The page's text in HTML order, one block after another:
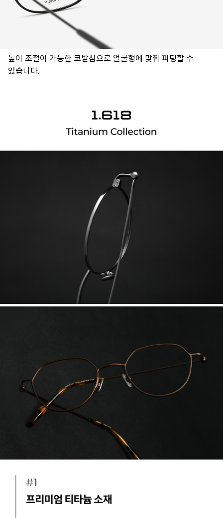
높이 조절이 가능한 코받침으로 얼굴형에 맞춰 피팅할 수
있습니다.